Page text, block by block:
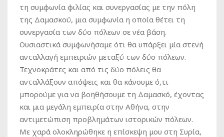
τη συμφωνία φιλίας και συνεργασίας με την πόλη
της Δαμασκού, μια συμφωνία η οποία θέτει τη
συνεργασία των δύο πόλεων σε νέα βάση.
Ουσιαστικά συμφωνήσαμε ότι θα υπάρξει μία στενή
ανταλλαγή εμπειριών μεταξύ των δύο πόλεων.
Τεχνοκράτες και από τις δύο πόλεις θα
ανταλλάξουν απόψεις και θα κάνουμε ό,τι
μπορούμε για να βοηθήσουμε τη Δαμασκό, έχοντας
και μια μεγάλη εμπειρία στην Αθήνα, στην
αντιμετώπιση προβλημάτων ιστορικών πόλεων.
Με χαρά ολοκληρώθηκε η επίσκεψη μου στη Συρία,